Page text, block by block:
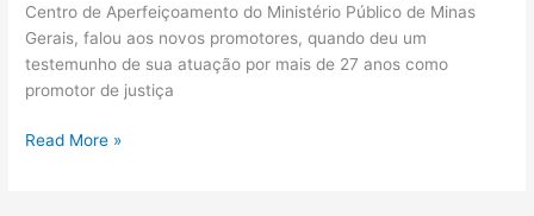
Centro de Aperfeiçoamento do Ministério Público de Minas
Gerais, falou aos novos promotores, quando deu um
testemunho de sua atuação por mais de 27 anos como
promotor de justiça
Read More »